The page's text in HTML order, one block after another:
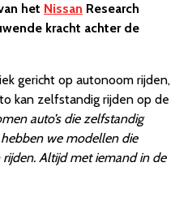
het Nissan Research
kracht achter de
gericht op autonoom rijden,
kan zelfstandig rijden op de
auto’s die zelfstandig
we modellen die
Altijd met iemand in de